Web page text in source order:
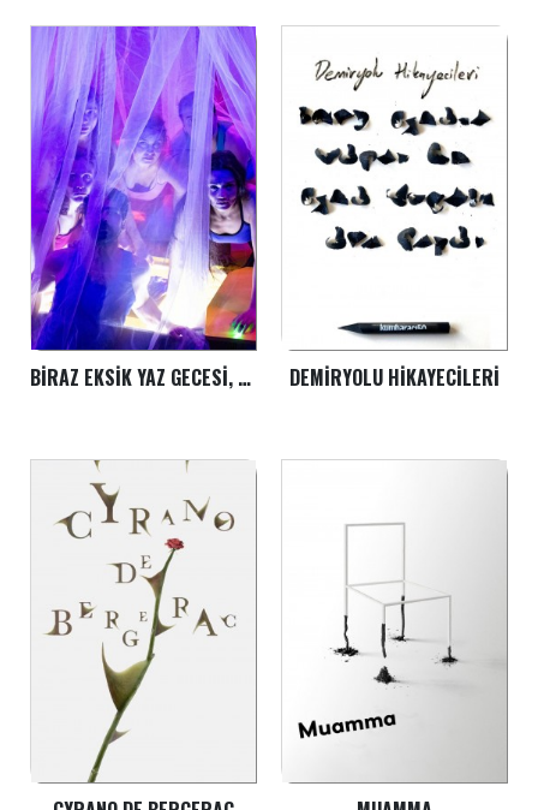
BIRAZ EKSIK YAZ GECESI, BIRAZ FAZLA RÜYASI DEMIRYOLU HIKAYECILERI